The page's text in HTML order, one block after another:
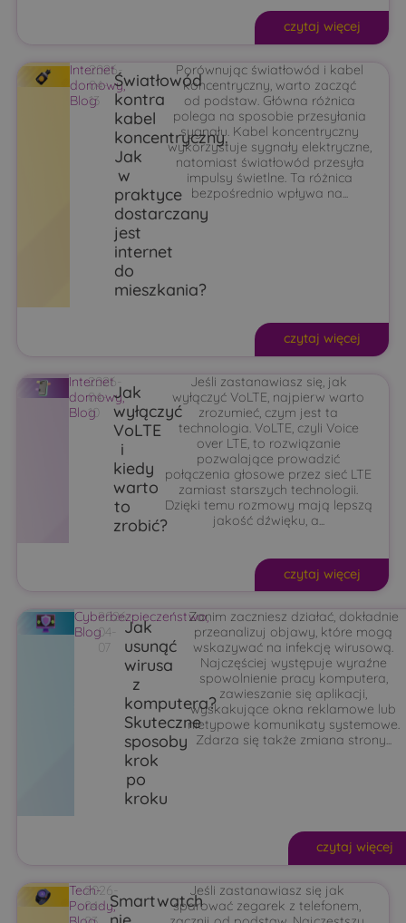
czytaj więcej
Internet
domowy,
Blog
2026-
04-
13
Światłowód
kontra
kabel
koncentryczny.
Jak
w
praktyce
dostarczany
jest
internet
do
mieszkania?
Porównując światłowód i kabel
koncentryczny, warto zacząć
od podstaw. Główna różnica
polega na sposobie przesyłania
sygnału. Kabel koncentryczny
wykorzystuje sygnały elektryczne,
natomiast światłowód przesyła
impulsy świetlne. Ta różnica
bezpośrednio wpływa na...
czytaj więcej
Internet
domowy,
Blog
2026-
04-
10
Jak
wyłączyć
VoLTE
i
kiedy
warto
to
zrobić?
Jeśli zastanawiasz się, jak
wyłączyć VoLTE, najpierw warto
zrozumieć, czym jest ta
technologia. VoLTE, czyli Voice
over LTE, to rozwiązanie
pozwalające prowadzić
połączenia głosowe przez sieć LTE
zamiast starszych technologii.
Dzięki temu rozmowy mają lepszą
jakość dźwięku, a...
czytaj więcej
Cyberbezpieczeństwo,
Blog
2026-
04-
07
Jak
usunąć
wirusa
z
komputera?
Skuteczne
sposoby
krok
po
kroku
Zanim zaczniesz działać, dokładnie
przeanalizuj objawy, które mogą
wskazywać na infekcję wirusową.
Najczęściej występuje wyraźne
spowolnienie pracy komputera,
zawieszanie się aplikacji,
wyskakujące okna reklamowe lub
nietypowe komunikaty systemowe.
Zdarza się także zmiana strony...
czytaj więcej
Tech-
Porady,
2026-
04- SmartwatchJeśli zastanawiasz się jak
sparować zegarek z telefonem,